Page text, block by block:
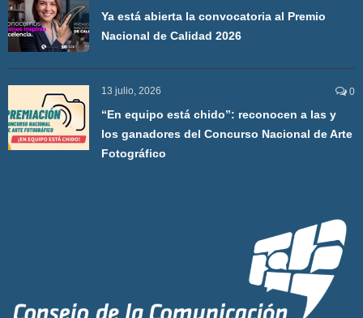
Ya está abierta la convocatoria al Premio
Nacional de Calidad 2026
13 julio, 2026 0
“En equipo está chido”: reconocen a las y
los ganadores del Concurso Nacional de Arte
Fotográfico